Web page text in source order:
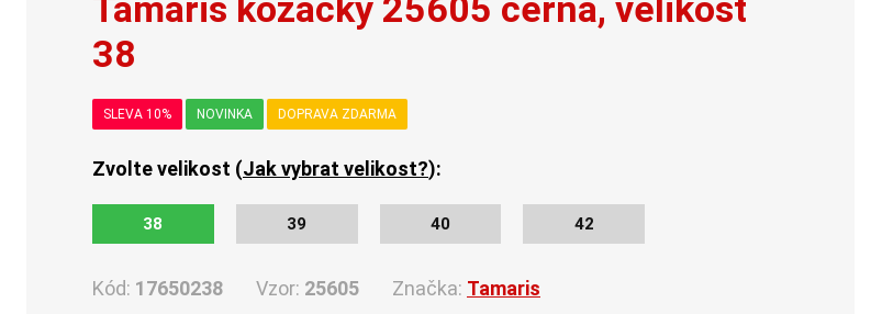
Tamaris kozačky 25605 černá, velikost
38
SLEVA 10% NOVINKA DOPRAVA ZDARMA
Zvolte velikost (Jak vybrat velikost?):
38 39 40 42
Kód: 17650238 Vzor: 25605 Značka: Tamaris